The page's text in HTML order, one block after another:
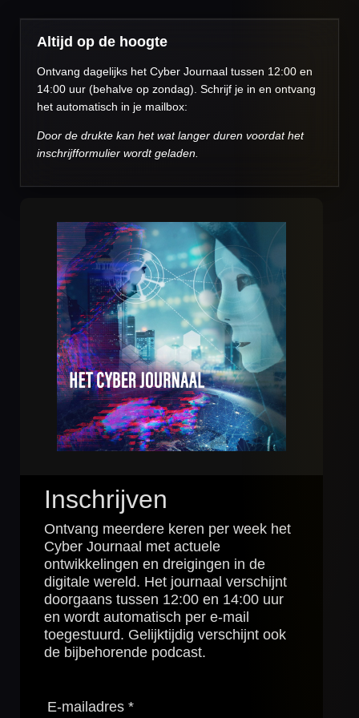
Altijd op de hoogte
Ontvang dagelijks het Cyber Journaal tussen 12:00 en
14:00 uur (behalve op zondag). Schrijf je in en ontvang
het automatisch in je mailbox:
Door de drukte kan het wat langer duren voordat het
inschrijfformulier wordt geladen.
Inschrijven
Ontvang meerdere keren per week het
Cyber Journaal met actuele
ontwikkelingen en dreigingen in de
digitale wereld. Het journaal verschijnt
doorgaans tussen 12:00 en 14:00 uur
en wordt automatisch per e-mail
toegestuurd. Gelijktijdig verschijnt ook
de bijbehorende podcast.
E-mailadres *